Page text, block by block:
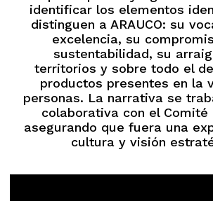
identificar los elementos
distinguen a ARAUCO: su
excelencia, su
sustentabilidad, su
territorios y sobre todo el
productos presentes en la
personas. La narrativa se
colaborativa con el Comité
asegurando que fuera una
cultura y visión